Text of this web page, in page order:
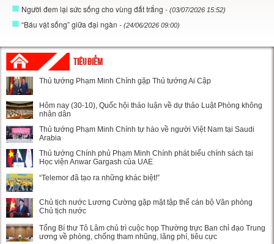
Người đem lại sức sống cho vùng đất trắng - (03/07/2026 15:52)
“Báu vật sống” giữa đại ngàn - (24/06/2026 09:00)
TIÊU ĐIỂM
Thủ tướng Phạm Minh Chính gặp Thủ tướng Ai Cập
Hôm nay (30-10), Quốc hội thảo luận về dự thảo Luật Phòng không
nhân dân
Thủ tướng Phạm Minh Chính tự hào về người Việt Nam tại Saudi
Arabia
Thủ tướng Chính phủ Phạm Minh Chính phát biểu chính sách tại
Học viện Anwar Gargash của UAE
“Telemor đã tạo ra những khác biệt!”
Chủ tịch nước Lương Cường gặp mặt tập thể cán bộ Văn phòng
Chủ tịch nước
Tổng Bí thư Tô Lâm chủ trì cuộc họp Thường trực Ban chỉ đạo Trung
ương về phòng, chống tham nhũng, lãng phí, tiêu cực